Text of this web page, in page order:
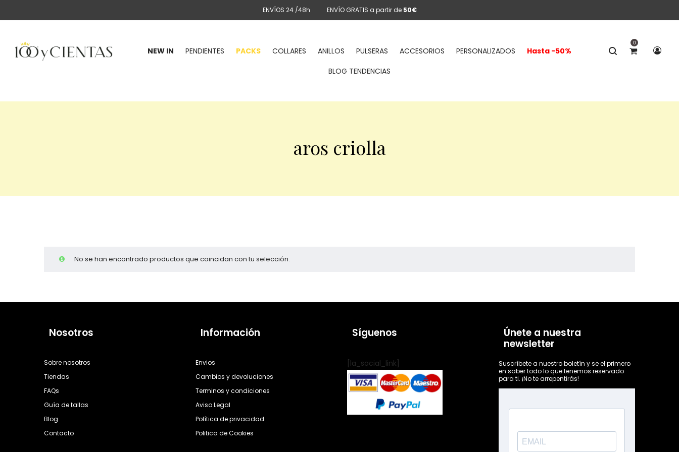
ENVÍOS 24 /48h ENVÍO GRATIS a partir de 50€
0
NEW IN PENDIENTES PACKS COLLARES ANILLOS PULSERAS ACCESORIOS PERSONALIZADOS
Hasta -50%
BLOG TENDENCIAS
aros criolla
No se han encontrado productos que coincidan con tu selección.
Nosotros
Sobre nosotros
Tiendas
FAQs
Guía de tallas
Blog
Contacto
Información
Envios
Cambios y devoluciones
Terminos y condiciones
Aviso Legal
Política de privacidad
Politica de Cookies
Síguenos
[la_social_link]
Únete a nuestra
newsletter
Suscríbete a nuestro boletín y se el primero
en saber todo lo que tenemos reservado
para ti. ¡No te arrepentirás!